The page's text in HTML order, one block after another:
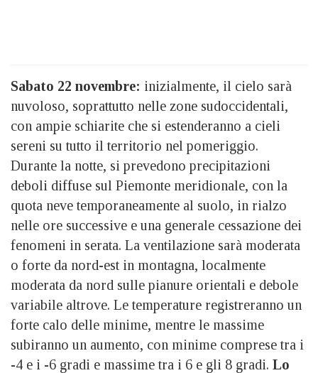
Sabato 22 novembre: inizialmente, il cielo sarà
nuvoloso, soprattutto nelle zone sudoccidentali,
con ampie schiarite che si estenderanno a cieli
sereni su tutto il territorio nel pomeriggio.
Durante la notte, si prevedono precipitazioni
deboli diffuse sul Piemonte meridionale, con la
quota neve temporaneamente al suolo, in rialzo
nelle ore successive e una generale cessazione dei
fenomeni in serata. La ventilazione sarà moderata
o forte da nord-est in montagna, localmente
moderata da nord sulle pianure orientali e debole
variabile altrove. Le temperature registreranno un
forte calo delle minime, mentre le massime
subiranno un aumento, con minime comprese tra i
-4 e i -6 gradi e massime tra i 6 e gli 8 gradi. Lo